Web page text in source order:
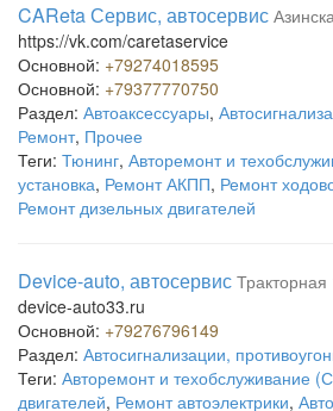
CAReta Сервис, автосервис
https://vk.com/caretaservice
Основной: +79274018595
Основной: +79377770750
Раздел: Автоаксессуары,
Ремонт, Прочее
Теги: Тюнинг, Авторемонт и
установка, Ремонт АКПП, Ремонт
Ремонт дизельных двигателей
Device-auto, автосервис
device-auto33.ru
Основной: +79276796149
Раздел: Автосигнализации,
Теги: Авторемонт и техобслуживание
двигателей, Ремонт автоэлектрики,